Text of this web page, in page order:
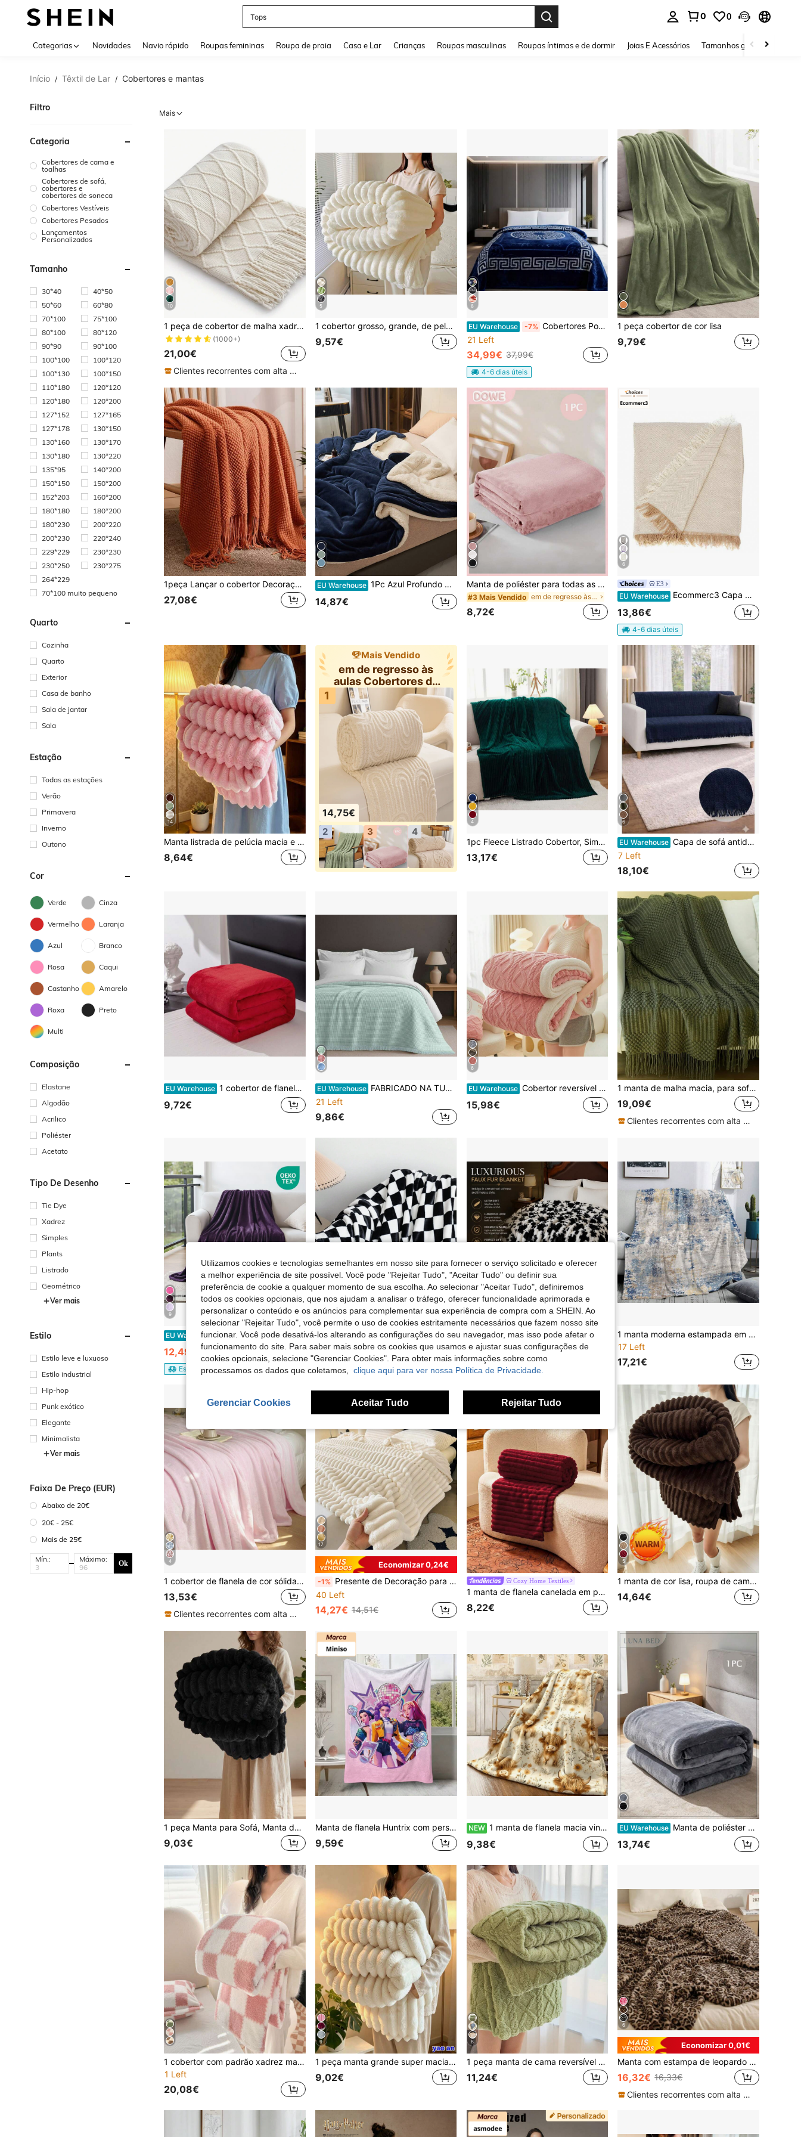
Tops
0 0
Categorias Novidades Navio rápido Roupas femininas Roupa de praia Casa e Lar Crianças Roupas masculinas Roupas íntimas e de dormir Joias E Acessórios Tamanhos grandes
Início / Têxtil de Lar / Cobertores e mantas
Filtro
Categoria
Cobertores de cama e
toalhas
Cobertores de sofá,
cobertores e
cobertores de soneca
Cobertores Vestíveis
Cobertores Pesados
Lançamentos
Personalizados
Tamanho
30*40
40*50
50*60
60*80
70*100
75*100
80*100
80*120
90*90
90*100
100*100
100*120
100*130
100*150
110*180
120*120
120*180
120*200
127*152
127*165
127*178
130*150
130*160
130*170
130*180
130*220
135*95
140*200
150*150
150*200
152*203
160*200
180*180
180*200
180*230
200*220
200*230
220*240
229*229
230*230
230*250
230*275
264*229
70*100 muito pequeno
Quarto
Cozinha
Quarto
Exterior
Casa de banho
Sala de jantar
Sala
Estação
Todas as estações
Verão
Primavera
Inverno
Outono
Cor
Verde Cinza
Vermelho Laranja
Azul Branco
Rosa Caqui
Castanho Amarelo
Roxa Preto
Multi
Composição
Elastane
Algodão
Acrilico
Poliéster
Acetato
Tipo De Desenho
Tie Dye
Xadrez
Simples
Plants
Listrado
Geométrico
Ver mais
Estilo
Estilo leve e luxuoso
Estilo industrial
Hip-hop
Punk exótico
Elegante
Minimalista
Ver mais
Faixa De Preço (EUR)
Abaixo de 20€
20€ - 25€
Mais de 25€
Mín.: Máximo: Ok
Mais
10
1 peça de cobertor de malha xadrez com losangos de cor sólida, capa de sofá minimalista retangular de acrílico estilo escandinavo, manta de lazer para quarto
(1000+)
21,00€
Clientes recorrentes com alta taxa de retorno
5
1 cobertor grosso, grande, de pelúcia de pele de coelho falsa tufada, de lã de leite, creme branco, macio, antiestático, reversível, uso versátil para cochilos no escritório, sofá, viagens, ar condicionado, todas as estações
9,57€
8
EU Warehouse -7% Cobertores Ponderados
21 Left
34,99€ 37,99€
4-6 dias úteis
1 peça cobertor de cor lisa
9,79€
1peça Lançar o cobertor Decoração borla
27,08€
EU Warehouse 1Pc Azul Profundo De Cor Sólida Leite Veludo Lambs Lã Dupla Camada Macio Cobertor Acolhedor, Adequado Para Quarto, Hotel, Todas As Estações
14,87€
Manta de poliéster para todas as estações, quentinha e ideal para cochilos - Cor sólida vibrante, lavável à máquina, adequada para decoração de casa, escritório ou carro. Manta para decoração de escritório | Manta lavável à máquina, manta para casa.
#3 Mais Vendido em de regresso às aulas Cobertores de cama e cober
8,72€
6
E3
EU Warehouse Ecommerc3 Capa multifuncional para sofá e cama - Capa decorativa para sofá, reversível, macia e lavável - Capa multifuncional em tecido respirável, ideal para sala de estar, quarto ou decoração de casa.
13,86€
4-6 dias úteis
14
Manta listrada de pelúcia macia e quente (1 peça), multifuncional, ideal para o Natal, sofá, viagens, escritório, decoração de quarto e casa em geral. Perfeita para presentear amigos e familiares no Natal e Halloween.
8,64€
Mais Vendido
em de regresso às
aulas Cobertores de
cama e cober
1
14,75€
2 3 4
4
1pc Fleece Listrado Cobertor, Simples e Casual, Adequado para Ar Condicionado, Soneca, Sofá, Halloween Pelúcia Cobertor
13,17€
6
EU Warehouse Capa de sofá antiderrapante com franjas – 100% algodão – 170*200 cm – Macia e confortável, fabricada na Turquia.
7 Left
18,10€
EU Warehouse 1 cobertor de flanela, cobertor vermelho comemorativo de Natal para cama, sofá, sofá, ar condicionado, uso em carro
9,72€
EU Warehouse FABRICADO NA TURQUIA Colcha King Size – 100% Algodão – 200x220 Cm – Respirável e Colcha
21 Left
9,86€
6
EU Warehouse Cobertor reversível de tafetá sherpa de 2 camadas, cobertor quente adequado para sofá, quarto, sala de estar, multiuso
15,98€
1 manta de malha macia, para sofá, cochilo no escritório, uso diário
19,09€
Clientes recorrentes com alta taxa de retorno
9
EU Warehouse -5% Cobertor Sedalina. Cobertor para sofá e cama, outono e inverno, macio, quente, lavável à máquina, resistente a rugas.
12,49€ 13,22€
Est. 3 dias úteis
4
1 manta de velo xadrez preto e branco, manta de pelúcia tipo leite com pelo sintético, xale macio e quente de uso duplo, manta de viagem, manta de cama, manta casual, manta para sala de estar, sofá e quarto, roupa de cama para dormitório, decoração de mobiliário, manta de cama e manta-toalha, regresso às aulas/época escolar/roupa de cama para dormitório
13,42€ 45,98€
1 manta moderna estampada em azul e branco - poliéster macio, confortável para todas as estações, adequada para sofá, quarto, escritório, viagens - disponível em vários tamanhos, item essencial de decoração para casa com textura de malha
17 Left
17,21€
4
1 cobertor de flanela de cor sólida, adequado para quarto, sofá, todas as estações
13,53€
Clientes recorrentes com alta taxa de retorno
17
Economizar 0,24€
-1% Presente de Decoração para o Dia de São Valentim 1 Peça Manta Confortável Estilo Vintage - Peluche, Opção Quente para Sofá e Cadeira, Padrão às Riscas, Lavável na Máquina, Mistura de Poliéster, Confortável em Todas as Estações, Capa para Cadeira/Cama | Manta Macia | Mistura de Poliéster, Acessório Manta para Ar Condicionado
40 Left
14,27€ 14,51€
Cozy Home Textiles
1 manta de flanela canelada em pelo alto, cor lisa, design minimalista, várias cores e tamanhos, adequada para quarto, sala de estar e sofá, para todas as estações, volta às aulas
8,22€
5
1 manta de cor lisa, roupa de cama leve, manta aconchegante, roupa de cama para dormitório, sem queda de pelos e de fácil manutenção, manta macia e felpuda, têxtil para casa de estilo simples, sala de estar, manta decorativa para cama, sofá, regresso às aulas, todas as estações, lavável na máquina
14,64€
1 peça Manta para Sofá, Manta de Cama Preta, Confortável e Quente, Suave para a Pele e Respirável, Leve e Macia, Design de Moda Minimalista, Conforto Total, Uso em Viagens, Manta para Sesta, Vários Tamanhos Disponíveis, Lavável na Máquina
9,03€
Manta de flanela Huntrix com personagem de grupo feminino de Kpop e música disco, manta de pelúcia macia e aconchegante com fundo degradê rosa e branco, adequada para sofá, cama, sala de estar, quarto, escritório, viagens, todas as estações
9,59€
NEW 1 manta de flanela macia vintage em aguarela com vaca das Terras Altas e girassol, manta de sofá confortável para todas as estações, tecido polar quente, estampado floral e animal, decoração perfeita para casa estilo farmhouse
9,38€
EU Warehouse Manta de poliéster quentinha para todas as estações - Cor sólida vibrante, lavável à máquina, ideal para decoração de casa, escritório ou carro. Manta decorativa para escritório | Manta colorida | Manta lavável à máquina | Manta para casa
13,74€
1 cobertor com padrão xadrez macio e confortável, adequado para sofá, cochilo no escritório, quarto, dormitório, piquenique, lavável à máquina
1 Left
20,08€
9
1 peça manta grande super macia de pele sintética de coelho às riscas, rosa, decoração de quarto, flanela de pelúcia leite para Halloween e Páscoa, manta casual para sesta, manta decorativa para escritório, adequada para sestas, Natal, escritório, campismo, sofá - colcha multifuncional de poliéster, presente de Natal perfeito
9,02€
8
1 peça manta de cama reversível em tafetá jacquard reforçado com pelo sintético longo e lã de cordeiro, macia e quente, xale para sala de estar, quarto e dormitório, decoração de mobiliário, volta às aulas/época escolar/roupa de cama para dormitório
11,24€
6
Economizar 0,01€
Manta com estampa de leopardo (1 peça), manta aconchegante de dupla camada, versátil para casa, sala de estar, quarto, decoração de sofá, ótima opção de presente para a família.
16,32€ 16,33€
Clientes recorrentes com alta taxa de retorno
Utilizamos cookies e tecnologias semelhantes em nosso site para fornecer o serviço solicitado e oferecer
a melhor experiência de site possível. Você pode "Rejeitar Tudo", "Aceitar Tudo" ou definir sua
preferência de cookie a qualquer momento de sua escolha. Ao selecionar "Aceitar Tudo", definiremos
todos os cookies opcionais, que nos ajudam a analisar o tráfego, oferecer funcionalidade aprimorada e
personalizar o conteúdo e os anúncios para complementar sua experiência de compra com a SHEIN. Ao
selecionar "Rejeitar Tudo", você permite o uso de cookies estritamente necessários que fazem nosso site
funcionar. Você pode desativá-los alterando as configurações do seu navegador, mas isso pode afetar o
funcionamento do site. Para saber mais sobre os cookies que usamos e ajustar suas configurações de
cookies opcionais, selecione "Gerenciar Cookies". Para obter mais informações sobre como
processamos os dados que coletamos, clique aqui para ver nossa Política de Privacidade.
Gerenciar Cookies Aceitar Tudo Rejeitar Tudo